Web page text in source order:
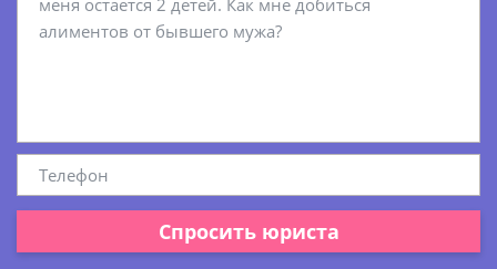
Спросить юриста